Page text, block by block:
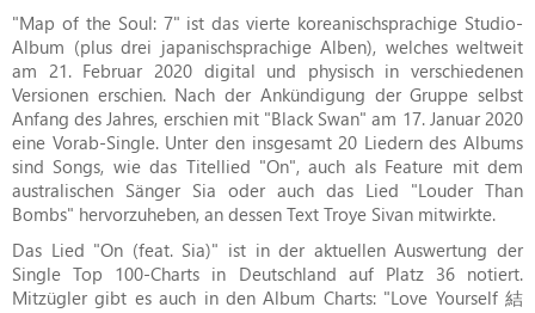
"Map of the Soul: 7" ist das vierte koreanischsprachige Studio-
Album (plus drei japanischsprachige Alben), welches weltweit
am 21. Februar 2020 digital und physisch in verschiedenen
Versionen erschien. Nach der Ankündigung der Gruppe selbst
Anfang des Jahres, erschien mit "Black Swan" am 17. Januar 2020
eine Vorab-Single. Unter den insgesamt 20 Liedern des Albums
sind Songs, wie das Titellied "On", auch als Feature mit dem
australischen Sänger Sia oder auch das Lied "Louder Than
Bombs" hervorzuheben, an dessen Text Troye Sivan mitwirkte.
Das Lied "On (feat. Sia)" ist in der aktuellen Auswertung der
Single Top 100-Charts in Deutschland auf Platz 36 notiert.
Mitzügler gibt es auch in den Album Charts: "Love Yourself 結